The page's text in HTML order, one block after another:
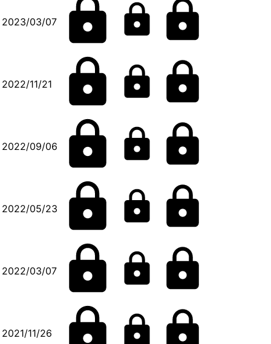
2023/03/07
2022/11/21
2022/09/06
2022/05/23
2022/03/07
2021/11/26